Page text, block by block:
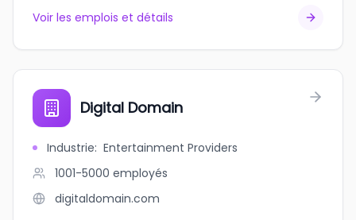
Voir les emplois et détails
Digital Domain
Industrie: Entertainment Providers
1001-5000 employés
digitaldomain.com